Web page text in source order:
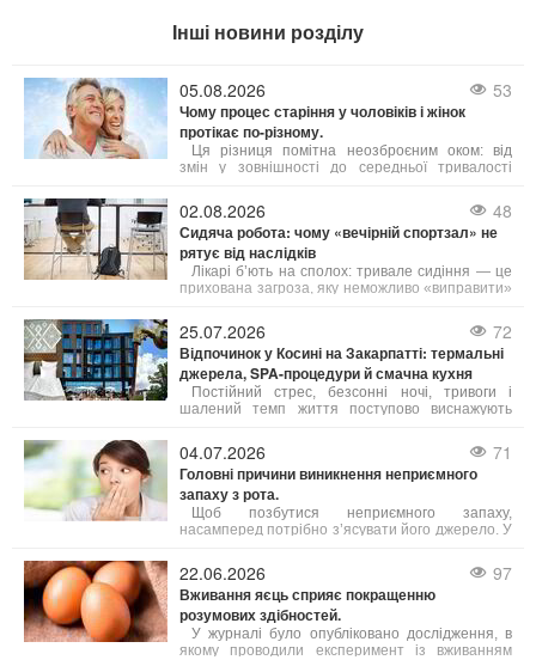
Інші новини розділу
05.08.2026 53
Чому процес старіння у чоловіків і жінок
протікає по-різному.
Ця різниця помітна неозброєним оком: від
змін у зовнішності до середньої тривалості
біології, гормональному фоні та навіть у звичках,
які суспільство століттями культивувало у
представників обох статей. Давайте
розглянемо, чому це так, і що з цього можна
взяти на замітку.
02.08.2026 48
Сидяча робота: чому «вечірній спортзал» не
рятує від наслідків
Лікарі б’ють на сполох: тривале сидіння — це
прихована загроза, яку неможливо «виправити»
«активний ледар» — це людина, яка тренується
годину, але решту 23 години проводить без руху.
25.07.2026 72
Відпочинок у Косині на Закарпатті: термальні
джерела, SPA-процедури й смачна кухня
Постійний стрес, безсонні ночі, тривоги і
шалений темп життя поступово виснажують
відпочинок, де можна не просто розслабитись, а
й подбати про своє здоров’я. Косино на
Закарпатті — це один із таких кофортних
куточків, де завдяки цілющим термальним
водам, сучасним wellness- і SPA-програмам, а
також медичним послугам можна повністю
04.07.2026 71
Головні причини виникнення неприємного
запаху з рота.
Щоб позбутися неприємного запаху,
насамперед потрібно з’ясувати його джерело. У
активність сіркобактерій, що мешкають на язиці
і в гортані, які продукують леткі сполуки з різким
запахом.
22.06.2026 97
Вживання яєць сприяє покращенню
розумових здібностей.
У журналі було опубліковано дослідження, в
якому проводили експеримент із вживанням